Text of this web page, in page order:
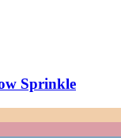
Sprinkle